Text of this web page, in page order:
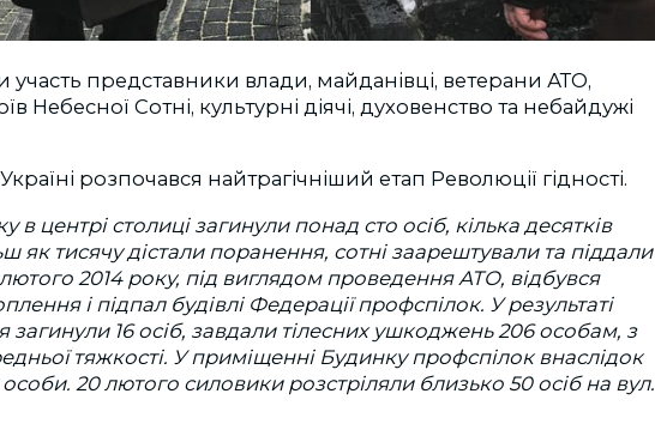
участь представники влади, майданівці, ветерани АТО,
Небесної Сотні, культурні діячі, духовенство та небайдужі
розпочався найтрагічніший етап Революції гідності.
в центрі столиці загинули понад сто осіб, кілька десятків
як тисячу дістали поранення, сотні заарештували та піддали
2014 року, під виглядом проведення АТО, відбувся
і підпал будівлі Федерації профспілок. У результаті
загинули 16 осіб, завдали тілесних ушкоджень 206 особам, з
тяжкості. У приміщенні Будинку профспілок внаслідок
20 лютого силовики розстріляли близько 50 осіб на вул.